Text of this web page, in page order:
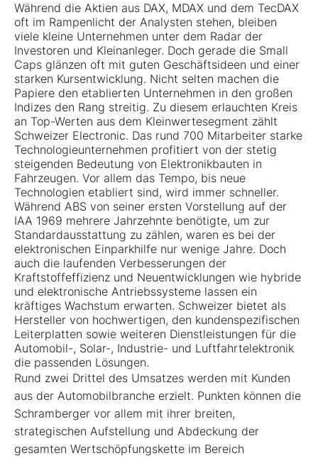
Während die Aktien aus DAX, MDAX und dem TecDAX
oft im Rampenlicht der Analysten stehen, bleiben
viele kleine Unternehmen unter dem Radar der
Investoren und Kleinanleger. Doch gerade die Small
Caps glänzen oft mit guten Geschäftsideen und einer
starken Kursentwicklung. Nicht selten machen die
Papiere den etablierten Unternehmen in den großen
Indizes den Rang streitig. Zu diesem erlauchten Kreis
an Top-Werten aus dem Kleinwertesegment zählt
Schweizer Electronic. Das rund 700 Mitarbeiter starke
Technologieunternehmen profitiert von der stetig
steigenden Bedeutung von Elektronikbauten in
Fahrzeugen. Vor allem das Tempo, bis neue
Technologien etabliert sind, wird immer schneller.
Während ABS von seiner ersten Vorstellung auf der
IAA 1969 mehrere Jahrzehnte benötigte, um zur
Standardausstattung zu zählen, waren es bei der
elektronischen Einparkhilfe nur wenige Jahre. Doch
auch die laufenden Verbesserungen der
Kraftstoffeffizienz und Neuentwicklungen wie hybride
und elektronische Antriebssysteme lassen ein
kräftiges Wachstum erwarten. Schweizer bietet als
Hersteller von hochwertigen, den kundenspezifischen
Leiterplatten sowie weiteren Dienstleistungen für die
Automobil-, Solar-, Industrie- und Luftfahrtelektronik
die passenden Lösungen.
Rund zwei Drittel des Umsatzes werden mit Kunden
aus der Automobilbranche erzielt. Punkten können die
Schramberger vor allem mit ihrer breiten,
strategischen Aufstellung und Abdeckung der
gesamten Wertschöpfungskette im Bereich